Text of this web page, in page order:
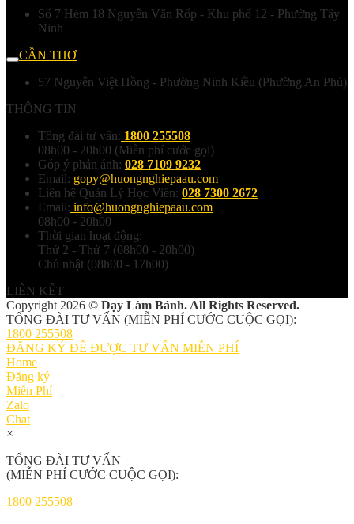
Số 7 Hẻm 18 Nguyễn Văn Rốp - Khu phố 12 - Phường Tây
Ninh
CẦN THƠ
57 Nguyễn Việt Hồng - Phường Ninh Kiều (Phường An Phú)
THÔNG TIN
Tổng đài tư vấn: 1800 255508
08h00 - 20h00 (Miễn phí cước gọi)
Góp ý phản ánh: 028 7109 9232
Email: gopy@huongnghiepaau.com
Liên hệ Quản Lý Học Viên: 028 7300 2672
Email: info@huongnghiepaau.com
08h00 - 20h00
Thời gian hoạt động:
Thứ 2 - Thứ 7 (08h00 - 20h00)
Chủ nhật (08h00 - 17h00)
LIÊN KẾT
Copyright 2026 © Dạy Làm Bánh. All Rights Reserved.
TỔNG ĐÀI TƯ VẤN (MIỄN PHÍ CƯỚC CUỘC GỌI):
1800 255508
ĐĂNG KÝ ĐỂ ĐƯỢC TƯ VẤN MIỄN PHÍ
Home
Đăng ký
Miễn Phí
Zalo
Chat
×
TỔNG ĐÀI TƯ VẤN
(MIỄN PHÍ CƯỚC CUỘC GỌI):
1800 255508